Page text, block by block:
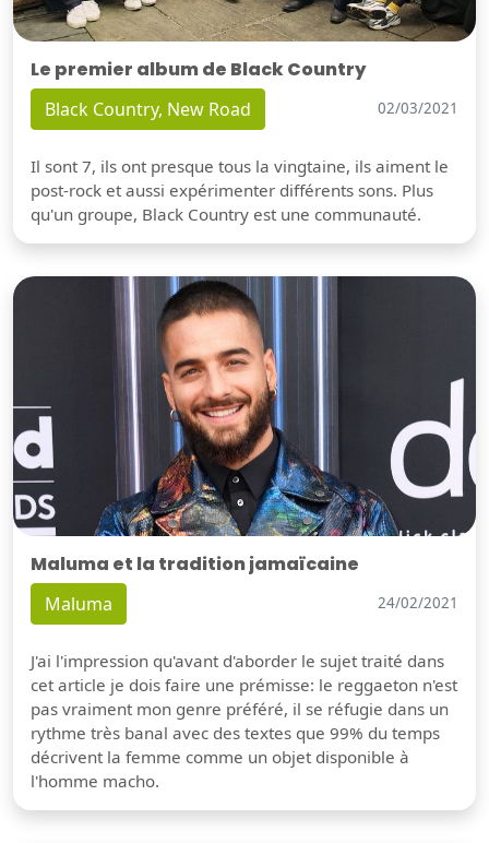
Le premier album de Black Country
Black Country, New Road 02/03/2021
Il sont 7, ils ont presque tous la vingtaine, ils aiment le
post-rock et aussi expérimenter différents sons. Plus
qu'un groupe, Black Country est une communauté.
Maluma et la tradition jamaïcaine
Maluma 24/02/2021
J'ai l'impression qu'avant d'aborder le sujet traité dans
cet article je dois faire une prémisse: le reggaeton n'est
pas vraiment mon genre préféré, il se réfugie dans un
rythme très banal avec des textes que 99% du temps
décrivent la femme comme un objet disponible à
l'homme macho.